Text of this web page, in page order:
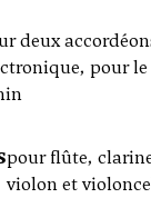
deux
pour le
pour flûte,
violon et